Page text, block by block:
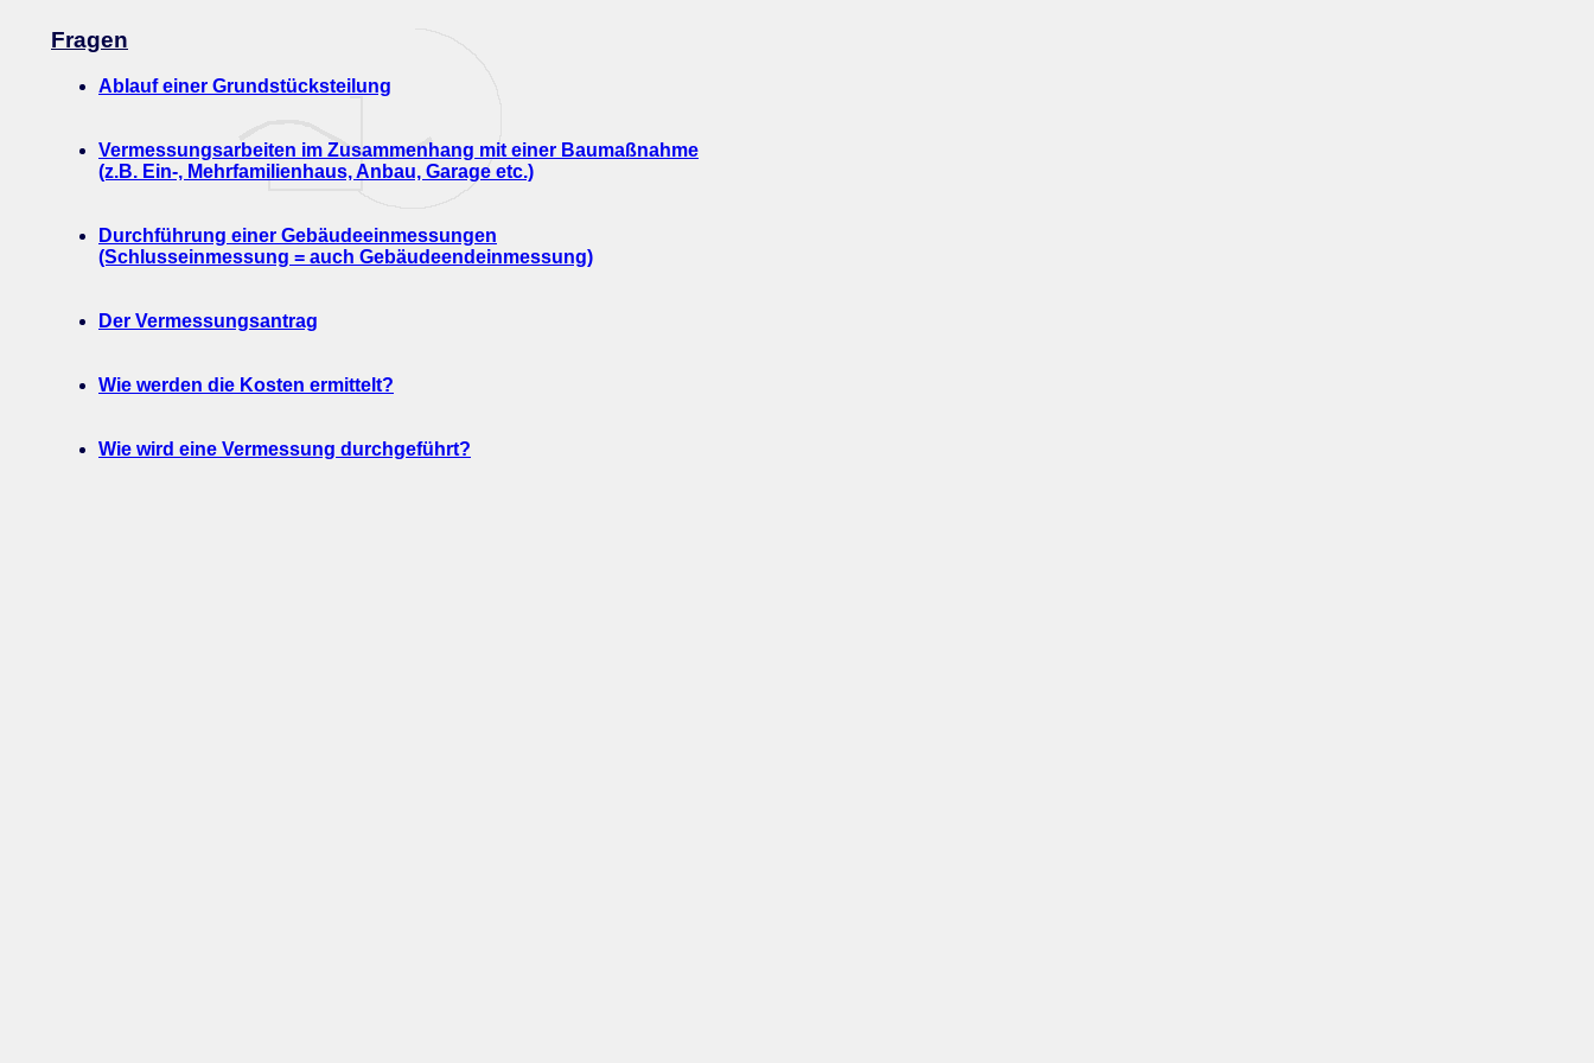
Fragen
Ablauf einer Grundstücksteilung
Vermessungsarbeiten im Zusammenhang mit einer Baumaßnahme
(z.B. Ein-, Mehrfamilienhaus, Anbau, Garage etc.)
Durchführung einer Gebäudeeinmessungen
(Schlusseinmessung = auch Gebäudeendeinmessung)
Der Vermessungsantrag
Wie werden die Kosten ermittelt?
Wie wird eine Vermessung durchgeführt?